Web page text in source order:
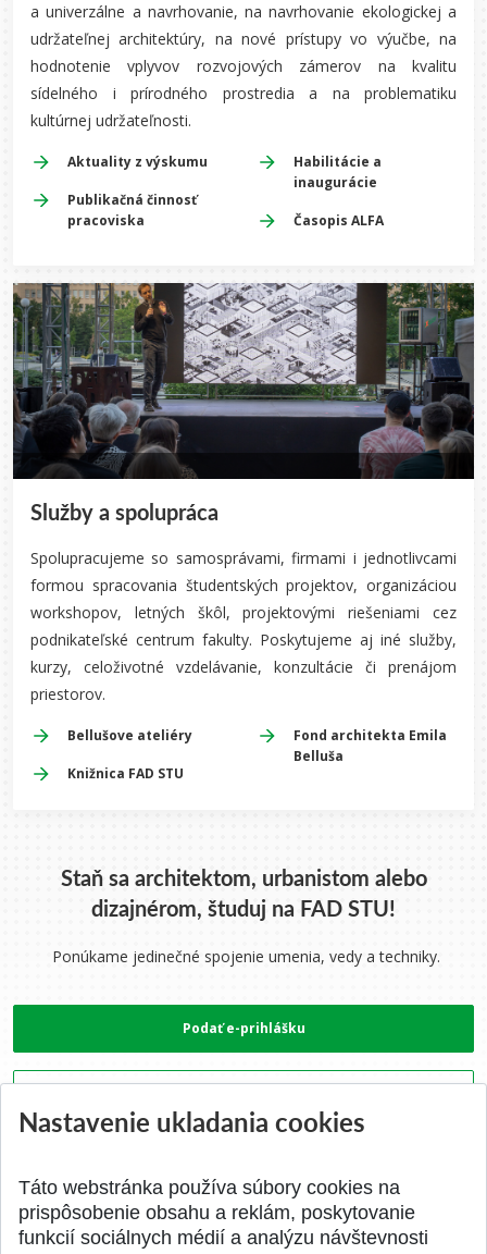
a univerzálne a navrhovanie, na navrhovanie ekologickej a
udržateľnej architektúry, na nové prístupy vo výučbe, na
hodnotenie vplyvov rozvojových zámerov na kvalitu
sídelného i prírodného prostredia a na problematiku
kultúrnej udržateľnosti.
Aktuality z výskumu
Publikačná činnosť
pracoviska
Habilitácie a
inaugurácie
Časopis ALFA
Služby a spolupráca
Spolupracujeme so samosprávami, firmami i jednotlivcami
formou spracovania študentských projektov, organizáciou
workshopov, letných škôl, projektovými riešeniami cez
podnikateľské centrum fakulty. Poskytujeme aj iné služby,
kurzy, celoživotné vzdelávanie, konzultácie či prenájom
priestorov.
Bellušove ateliéry
Knižnica FAD STU
Fond architekta Emila
Belluša
Staň sa architektom, urbanistom alebo
dizajnérom, študuj na FAD STU!
Ponúkame jedinečné spojenie umenia, vedy a techniky.
Podať e-prihlášku
Viac o fakulte
Nastavenie ukladania cookies
Táto webstránka používa súbory cookies na
prispôsobenie obsahu a reklám, poskytovanie
funkcií sociálnych médií a analýzu návštevnosti